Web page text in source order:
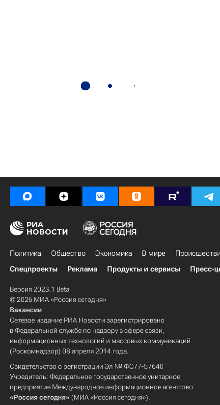
Политика Общество Экономика В мире
Спецпроекты
Реклама Продукты и сервисы Пресс-
Версия 2023.1 Beta
© 2026 МИА «Россия сегодня»
Вакансии
Сетевое издание РИА Новости зарегистрировано
в Федеральной службе по надзору в сфере связи,
информационных технологий и массовых коммуникаций
(Роскомнадзор) 08 апреля 2014 года.
Свидетельство о регистрации Эл № ФС77-57640
Учредитель: Федеральное государственное унитарное
предприятие Международное информационное агентство
«Россия сегодня» (МИА «Россия сегодня»).